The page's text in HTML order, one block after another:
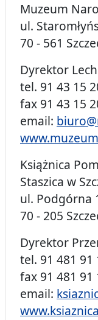
Muzeum
ul.
70 - 561
Dyrektor
tel. 91 43 15
fax 91 43 15
email:
Książnica
Staszica w
ul. Podgórna
70 - 205
Dyrektor
tel. 91 481 91
fax 91 481 91
email: